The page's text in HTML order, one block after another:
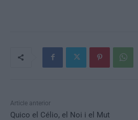
Article anterior
Quico el Célio, el Noi i el Mut